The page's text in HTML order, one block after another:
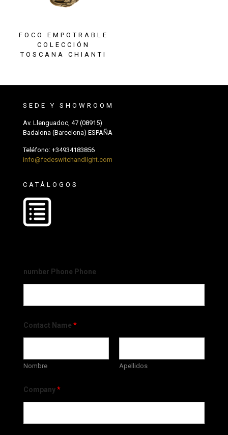
FOCO EMPOTRABLE
COLECCIÓN
TOSCANA CHIANTI
SEDE Y SHOWROOM
Av. Llenguadoc, 47 (08915)
Badalona (Barcelona) ESPAÑA
Teléfono: +34934183856
info@fedeswitchandlight.com
CATÁLOGOS
number Phone Phone
Contact Name *
Nombre Apellidos
Company*